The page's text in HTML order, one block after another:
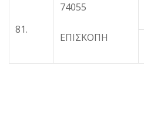
81.
74055
ΕΠΙΣΚΟΠΗ